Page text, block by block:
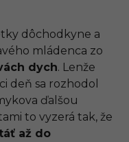
dôchodkyne a
mládenca zo
dych. Lenže
deň sa rozhodol
ďalšou
to vyzerá tak, že
až do